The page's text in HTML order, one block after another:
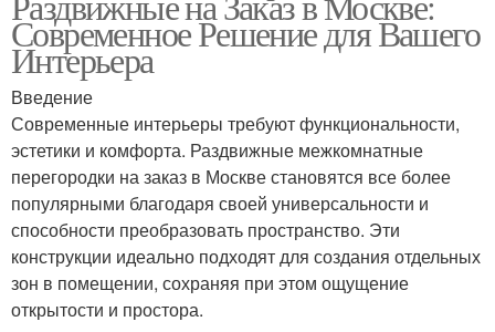
Современное Решение для Вашего
Интерьера
Введение
Современные интерьеры требуют функциональности,
эстетики и комфорта. Раздвижные межкомнатные
перегородки на заказ в Москве становятся все более
популярными благодаря своей универсальности и
способности преобразовать пространство. Эти
конструкции идеально подходят для создания отдельных
зон в помещении, сохраняя при этом ощущение
открытости и простора.